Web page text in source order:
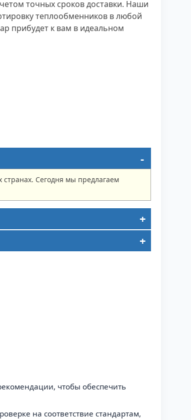
точных сроков доставки. Наши
теплообменников в любой
прибудет к вам в идеальном
Сегодня мы предлагаем
чтобы обеспечить
на соответствие стандартам,